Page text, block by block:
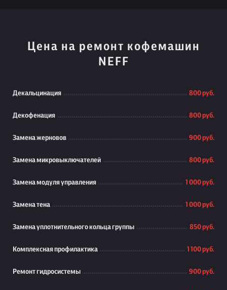
Цена на ремонт кофемашин
NEFF
Декальцинация 800 руб.
Декофенация 800 руб.
Замена жерновов 900 руб.
Замена микровыключателей 800 руб.
Замена модуля управления 1 000 руб.
Замена тена 1 000 руб.
Замена уплотнительного кольца группы 850 руб.
Комплексная профилактика 1 100 руб.
Ремонт гидросистемы 900 руб.